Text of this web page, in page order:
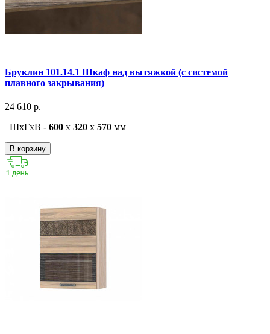
Бруклин 101.14.1 Шкаф над вытяжкой (с системой
плавного закрывания)
24 610 р.
ШxГxВ - 600 x 320 x 570 мм
В корзину